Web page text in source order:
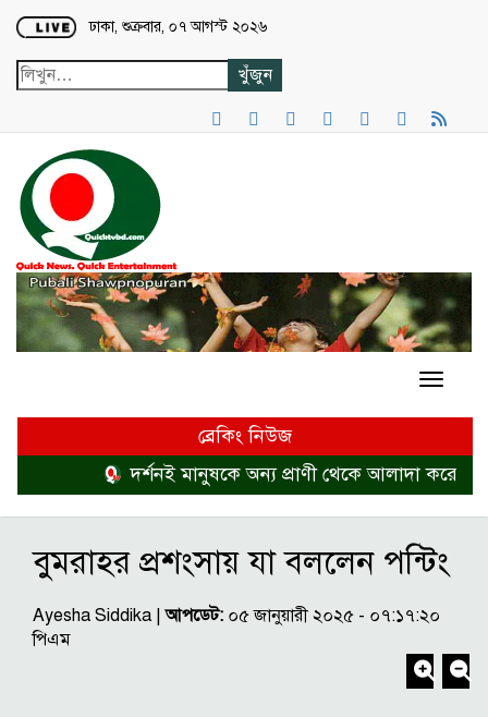
Loading...
ঢাকা, শুক্রবার, ০৭ আগস্ট ২০২৬
ব্রেকিং নিউজ
দর্শনই মানুষকে অন্য প্রাণী থেকে আলাদা করে
বুমরাহর প্রশংসায় যা বললেন পন্টিং
Ayesha Siddika |আপডেট: ০৫ জানুয়ারী ২০২৫ - ০৭:১৭:২০
পিএম